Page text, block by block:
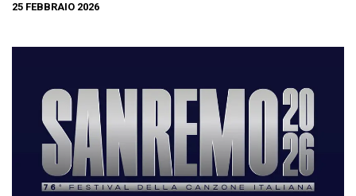
25 FEBBRAIO 2026